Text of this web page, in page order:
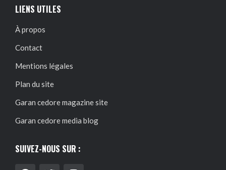
LIENS UTILES
À propos
Contact
Mentions légales
Plan du site
Garan cedore magazine site
Garan cedore media blog
SUIVEZ-NOUS SUR :